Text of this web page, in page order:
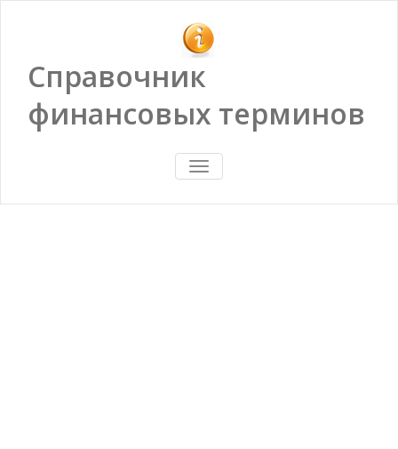
Справочник
финансовых терминов
ПОКАЗАТЬ/
СКРЫТЬ